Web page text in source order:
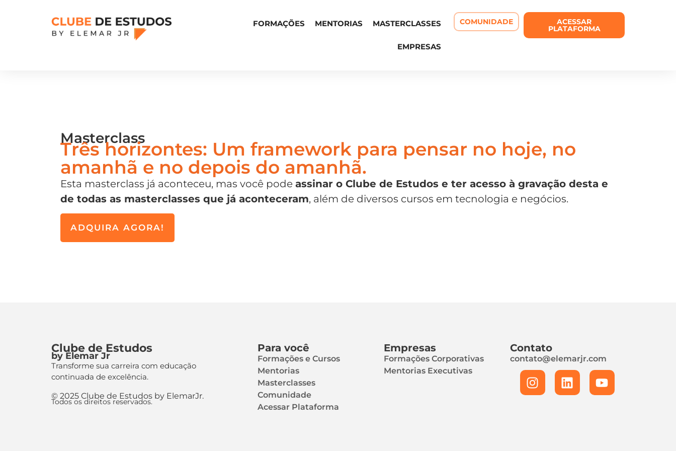
FORMAÇÕES MENTORIAS MASTERCLASSES
EMPRESAS
COMUNIDADE ACESSAR
PLATAFORMA
Masterclass
Três horizontes: Um framework para pensar no hoje, no
amanhã e no depois do amanhã.
Esta masterclass já aconteceu, mas você pode assinar o Clube de Estudos e ter acesso à gravação desta e
de todas as masterclasses que já aconteceram, além de diversos cursos em tecnologia e negócios.
ADQUIRA AGORA!
Clube de Estudos
by Elemar Jr
Transforme sua carreira com educação
continuada de excelência.
© 2025 Clube de Estudos by ElemarJr.
Todos os direitos reservados.
Para você
Formações e Cursos
Mentorias
Masterclasses
Comunidade
Acessar Plataforma
Empresas
Formações Corporativas
Mentorias Executivas
Contato
contato@elemarjr.com